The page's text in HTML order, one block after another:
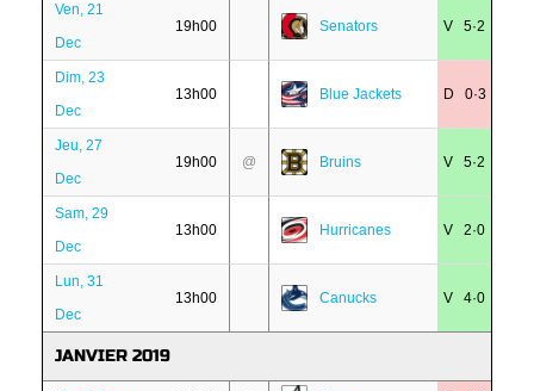
Ven, 21
Dec
19h00 Senators V 5·2
Dim, 23
Dec
13h00 Blue Jackets D 0·3
Jeu, 27
Dec
19h00 @ Bruins V 5·2
Sam, 29
Dec
13h00 Hurricanes V 2·0
Lun, 31
Dec
13h00 Canucks V 4·0
JANVIER 2019